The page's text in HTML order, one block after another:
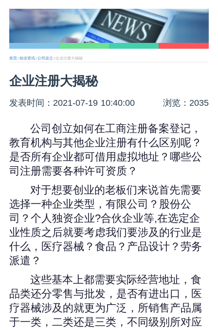
首页>创业资讯>公司设立>企业注册大揭秘
企业注册大揭秘
发表时间：2021-07-19 10:40:00 浏览：2035
公司创立如何在工商注册备案登记，
教育机构与其他企业注册有什么区别呢？
是否所有企业都可借用虚拟地址？哪些公
司注册需要各种许可资质？
对于想要创业的老板们来说首先需要
选择一种企业类型，有限公司？股份公
司？个人独资企业?合伙企业等,在选定企
业性质之后就要考虑我们要涉及的行业是
什么，医疗器械？食品？产品设计？劳务
派遣？
这些基本上都需要实际经营地址，食
品类还分零售与批发，是否有进出口，医
疗器械涉及的就更为广泛，所销售产品属
于一类，二类还是三类，不同级别所对应